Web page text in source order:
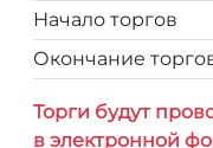
Начало торгов
Окончание
Торги будут
в электронной